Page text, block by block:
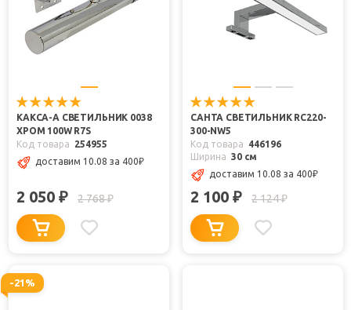
КАКСА-А СВЕТИЛЬНИК 0038
ХРОМ 100W R7S
Код товара
254955
доставим 10.08 за 400₽
2 050 ₽ 2 768₽
САНТА СВЕТИЛЬНИК RC220-
300-NW5
Код товара
446196
Ширина 30 см
доставим 10.08 за 400₽
2 100 ₽ 2 124₽
-21%